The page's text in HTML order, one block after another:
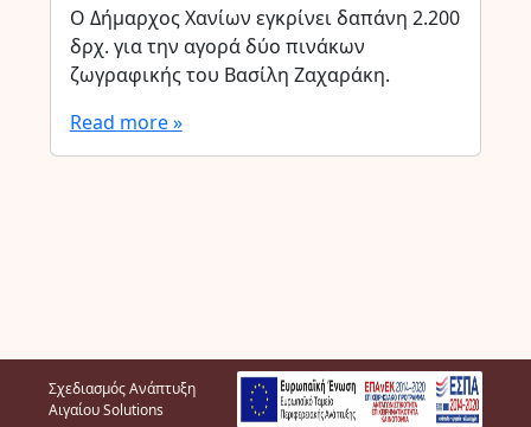
Ο Δήμαρχος Χανίων εγκρίνει δαπάνη 2.200
δρχ. για την αγορά δύο πινάκων
ζωγραφικής του Βασίλη Ζαχαράκη.
Read more »
Σχεδιασμός Ανάπτυξη
Αιγαίου Solutions